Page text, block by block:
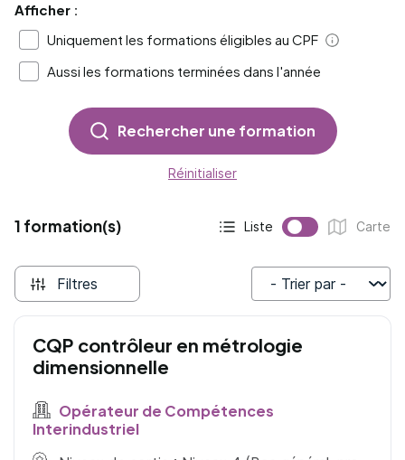
Afficher :
Uniquement les formations éligibles au CPF
Aide
Aussi les formations terminées dans l'année
Rechercher une formation
Réinitialiser
1 formation(s)
Affichage actif :
Liste
Affichage :
Carte
Filtres
Trier par
CQP contrôleur en métrologie
dimensionnelle
Opérateur de Compétences
Interindustriel